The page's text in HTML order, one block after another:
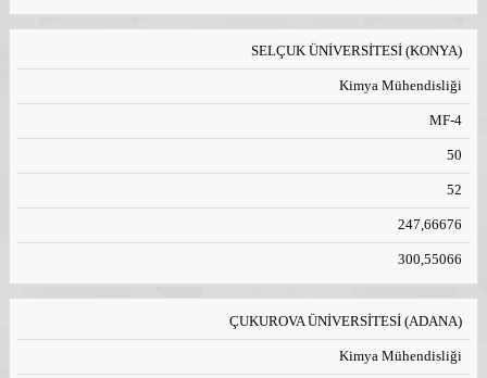
SELÇUK ÜNİVERSİTESİ (KONYA)
Kimya Mühendisliği
MF-4
50
52
247,66676
300,55066
ÇUKUROVA ÜNİVERSİTESİ (ADANA)
Kimya Mühendisliği